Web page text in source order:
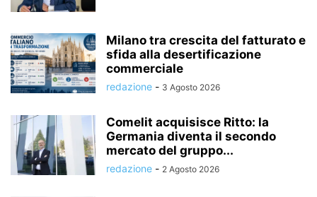
Milano tra crescita del fatturato e
sfida alla desertificazione
commerciale
redazione - 3 Agosto 2026
Comelit acquisisce Ritto: la
Germania diventa il secondo
mercato del gruppo...
redazione - 2 Agosto 2026